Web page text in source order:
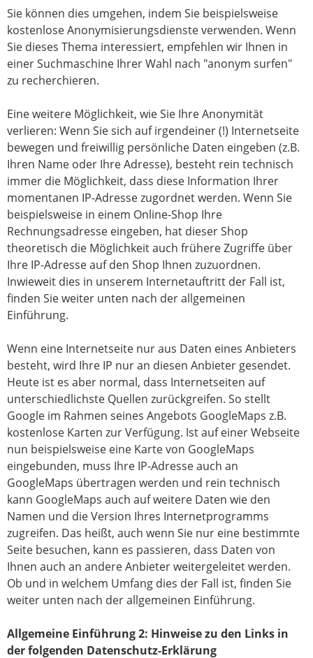
Sie können dies umgehen, indem Sie beispielsweise
kostenlose Anonymisierungsdienste verwenden. Wenn
Sie dieses Thema interessiert, empfehlen wir Ihnen in
einer Suchmaschine Ihrer Wahl nach "anonym surfen"
zu recherchieren.
Eine weitere Möglichkeit, wie Sie Ihre Anonymität
verlieren: Wenn Sie sich auf irgendeiner (!) Internetseite
bewegen und freiwillig persönliche Daten eingeben (z.B.
Ihren Name oder Ihre Adresse), besteht rein technisch
immer die Möglichkeit, dass diese Information Ihrer
momentanen IP-Adresse zugordnet werden. Wenn Sie
beispielsweise in einem Online-Shop Ihre
Rechnungsadresse eingeben, hat dieser Shop
theoretisch die Möglichkeit auch frühere Zugriffe über
Ihre IP-Adresse auf den Shop Ihnen zuzuordnen.
Inwieweit dies in unserem Internetauftritt der Fall ist,
finden Sie weiter unten nach der allgemeinen
Einführung.
Wenn eine Internetseite nur aus Daten eines Anbieters
besteht, wird Ihre IP nur an diesen Anbieter gesendet.
Heute ist es aber normal, dass Internetseiten auf
unterschiedlichste Quellen zurückgreifen. So stellt
Google im Rahmen seines Angebots GoogleMaps z.B.
kostenlose Karten zur Verfügung. Ist auf einer Webseite
nun beispielsweise eine Karte von GoogleMaps
eingebunden, muss Ihre IP-Adresse auch an
GoogleMaps übertragen werden und rein technisch
kann GoogleMaps auch auf weitere Daten wie den
Namen und die Version Ihres Internetprogramms
zugreifen. Das heißt, auch wenn Sie nur eine bestimmte
Seite besuchen, kann es passieren, dass Daten von
Ihnen auch an andere Anbieter weitergeleitet werden.
Ob und in welchem Umfang dies der Fall ist, finden Sie
weiter unten nach der allgemeinen Einführung.
Allgemeine Einführung 2: Hinweise zu den Links in
der folgenden Datenschutz-Erklärung